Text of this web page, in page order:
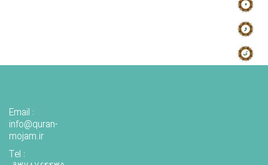
Email :
info@quran-
mojam.ir
Tel :